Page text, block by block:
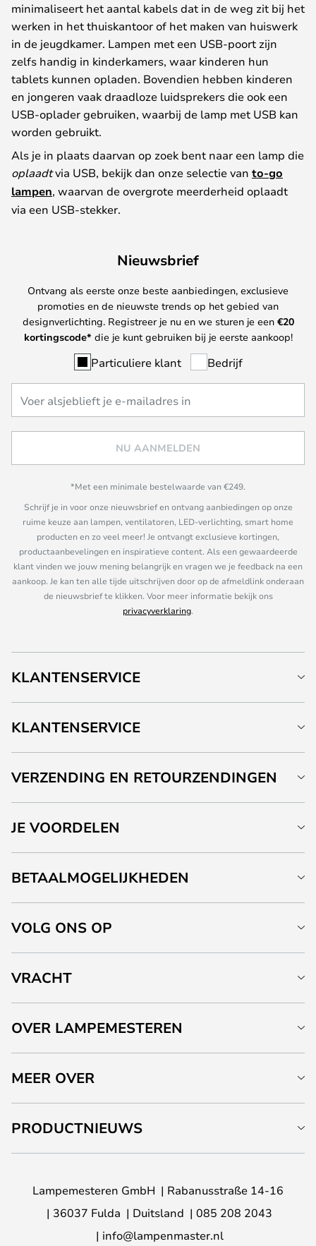
minimaliseert het aantal kabels dat in de weg zit bij het
werken in het thuiskantoor of het maken van huiswerk
in de jeugdkamer. Lampen met een USB-poort zijn
zelfs handig in kinderkamers, waar kinderen hun
tablets kunnen opladen. Bovendien hebben kinderen
en jongeren vaak draadloze luidsprekers die ook een
USB-oplader gebruiken, waarbij de lamp met USB kan
worden gebruikt.
Als je in plaats daarvan op zoek bent naar een lamp die
oplaadtvia USB, bekijk dan onze selectie van to-go
lampen, waarvan de overgrote meerderheid oplaadt
via een USB-stekker.
Nieuwsbrief
Ontvang als eerste onze beste aanbiedingen, exclusieve
promoties en de nieuwste trends op het gebied van
designverlichting. Registreer je nu en we sturen je een €20
kortingscode* die je kunt gebruiken bij je eerste aankoop!
Particuliere klant Bedrijf
NU AANMELDEN
*Met een minimale bestelwaarde van €249.
Schrijf je in voor onze nieuwsbrief en ontvang aanbiedingen op onze
ruime keuze aan lampen, ventilatoren, LED-verlichting, smart home
producten en zo veel meer! Je ontvangt exclusieve kortingen,
productaanbevelingen en inspiratieve content. Als een gewaardeerde
klant vinden we jouw mening belangrijk en vragen we je feedback na een
aankoop. Je kan ten alle tijde uitschrijven door op de afmeldlink onderaan
de nieuwsbrief te klikken. Voor meer informatie bekijk ons
privacyverklaring.
KLANTENSERVICE
KLANTENSERVICE
VERZENDING EN RETOURZENDINGEN
JE VOORDELEN
BETAALMOGELIJKHEDEN
VOLG ONS OP
VRACHT
OVER LAMPEMESTEREN
MEER OVER
PRODUCTNIEUWS
Lampemesteren GmbH
Rabanusstraße 14-16
36037 Fulda
Duitsland
085 208 2043
info@lampenmaster.nl